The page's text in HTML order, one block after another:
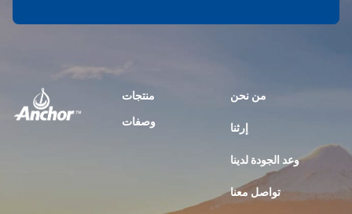
منتجات
وصفات
من نحن
إرثنا
وعد الجودة لدينا
تواصل معنا